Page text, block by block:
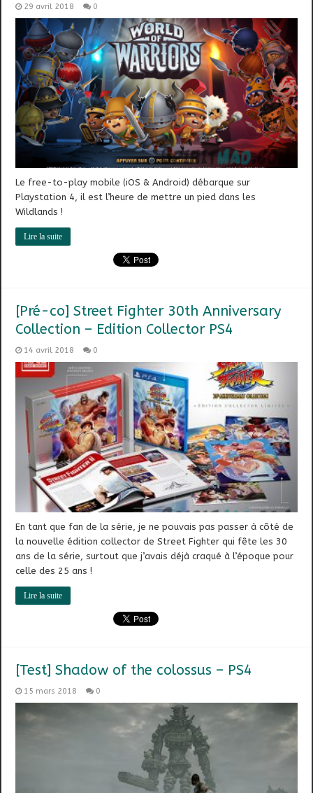
29 avril 2018 0
Le free-to-play mobile (iOS & Android) débarque sur
Playstation 4, il est l’heure de mettre un pied dans les
Wildlands !
Lire la suite
[Pré-co] Street Fighter 30th Anniversary
Collection – Edition Collector PS4
14 avril 2018 0
En tant que fan de la série, je ne pouvais pas passer à côté de
la nouvelle édition collector de Street Fighter qui fête les 30
ans de la série, surtout que j’avais déjà craqué à l’époque pour
celle des 25 ans !
Lire la suite
[Test] Shadow of the colossus – PS4
15 mars 2018 0